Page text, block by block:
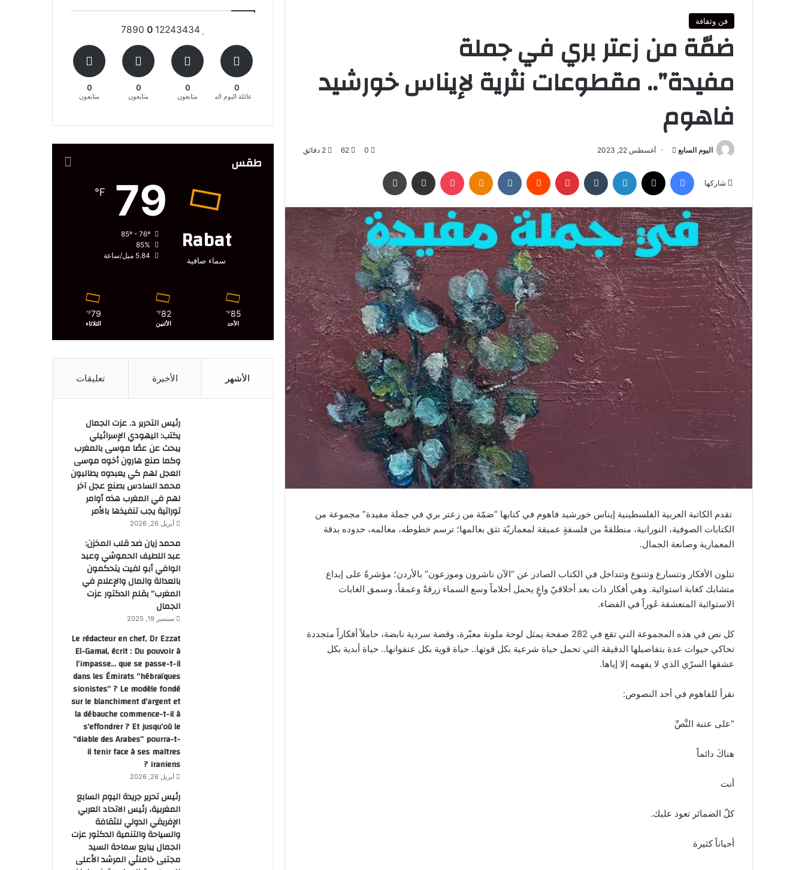
فن وثقافة
ضمّة من زعتر بري في جملة
مفيدة”.. مقطوعات نثرية لإيناس خورشيد
فاهوم
اليوم السابع
أرسل
إلكترونيا
أغسطس 22, 2023 0
62
شاركها
فيسبوك لينكدإن بينتيريست Odnoklassniki
‫Pocket مشاركة عبر البريد
تقدم الكاتبة العربية الفلسطينية إيناس خورشيد فاهوم في كتابها “ضمّة من زعتر بري في جملة مفيدة” مجموعة من
الكتابات الصوفية، النورانية، منطلقةً من فلسفةٍ عميقة لمعماريّة تثق بعالمها؛ ترسم خطوطه، معالمه، حدوده بدقة
المعمارية وصانعة الجمال.
تتلون الأفكار وتتسارع وتتنوع وتتداخل في الكتاب الصادر عن “الآن ناشرون وموزعون” بالأردن؛ مؤشرةً على إبداع
متشابك كغابة استوائية. وهي أفكار ذات بعد أخلاقيّ واعٍ يحمل أحلاماً وسع السماء زرقةً وعمقاً، وسمق الغابات
الاستوائية المتعشقة غَوراً في الفضاء.
كل نص في هذه المجموعة التي تقع في 282 صفحة يمثل لوحة ملونة معبّرة، وقصة سردية نابضة، حاملاً أفكاراً متجددة
تحاكي حيوات عدة بتفاصيلها الدقيقة التي تحمل حياة شرعية بكل قوتها.. حياة قوية بكل عنفوانها.. حياة أبدية بكل
عشقها السرّي الذي لا يفهمه إلا إياها.
نقرأ للفاهوم في أحد النصوص:
“على عتبة النَّصِّ
هناكَ دائماً
أنت
كلّ الضمائر تعود عليك.
أحياناً كثيرة
12243434
0
0
عائلة اليوم السابع المغربية
0
متابعون
0
متابعون
0
متابعون
طقس
Rabat
سماء صافية
79
℉
85%
5.84 ميل/ساعة
85
℉
الأحد
82
℉
الأثنين
79
℉
الثلاثاء
الأشهر الأخيرة تعليقات
رئيس التحرير د. عزت الجمال
يكتب: اليهودي الإسرائيلي
يبحث عن عصًا موسى بالمغرب
وكما صنع هارون أخوه موسى
العجل لهم كي يعبدوه يطالبون
محمد السادس بصنع عجل آخر
لهم في المغرب هذه أوامر
توراتية يجب تنفيذها بالأمر
أبريل 26, 2026
محمد زيان ضد قلب المخزن:
عبد اللطيف الحموشي وعبد
الوافي أبو لفيت يتحكمون
بالعدالة والمال والإعلام في
المغرب” بقلم الدكتور عزت
الجمال
سبتمبر 19, 2025
Le rédacteur en chef, Dr Ezzat
El-Gamal, écrit : Du pouvoir à
l’impasse… que se passe-t-il
dans les Émirats “hébraïques
sionistes” ? Le modèle fondé
sur le blanchiment d’argent et
la débauche commence-t-il à
s’effondrer ? Et jusqu’où le
“diable des Arabes” pourra-t-
il tenir face à ses maîtres
iraniens ?
أبريل 26, 2026
رئيس تحرير جريدة اليوم السابع
المغربية، رئيس الاتحاد العربي
الإفريقي الدولي للثقافة
والسياحة والتنمية الدكتور عزت
الجمال يبايع سماحة السيد
مجتبى خامنئي المرشد الأعلى